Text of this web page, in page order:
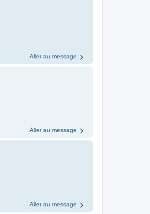
Aller au message
Aller au message
Aller au message